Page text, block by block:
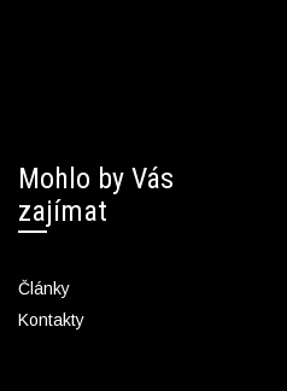
Mohlo by Vás
zajímat
Články
Kontakty